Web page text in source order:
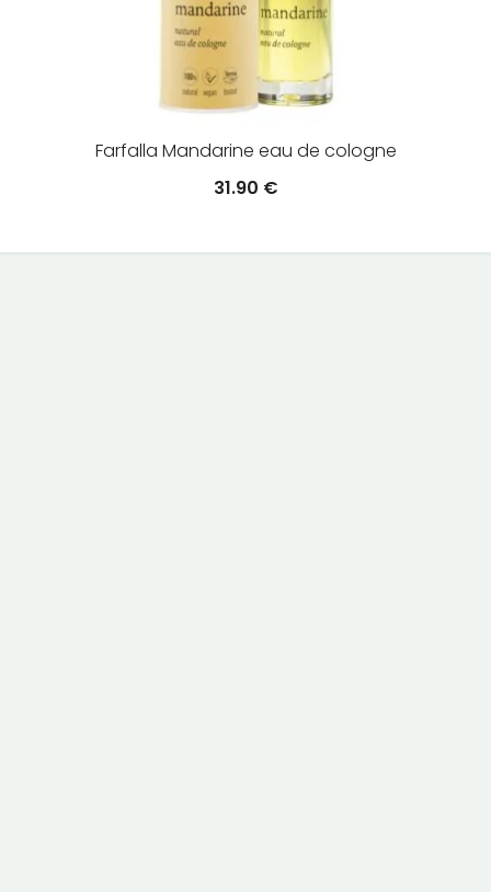
Farfalla Mandarine eau de cologne
31.90 €